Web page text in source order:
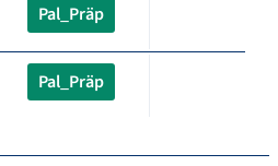
Pal_Präp
Pal_Präp